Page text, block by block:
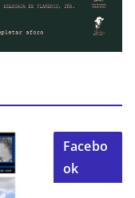
Facebo
ok